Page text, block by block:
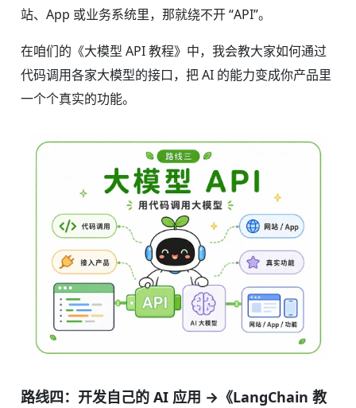
站、App 或业务系统里，那就绕不开 “API”。
在咱们的《大模型 API 教程》中，我会教大家如何通过
代码调用各家大模型的接口，把 AI 的能力变成你产品里
一个个真实的功能。
路线四：开发自己的 AI 应用 →《LangChain 教